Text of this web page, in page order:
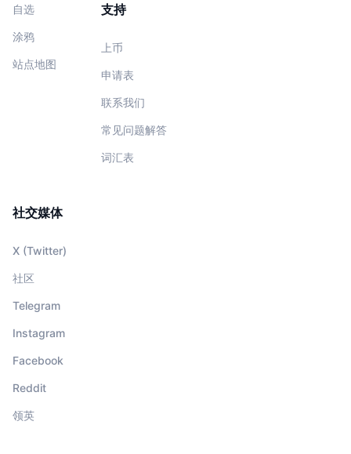
自选
涂鸦
站点地图
支持
上币
申请表
联系我们
常见问题解答
词汇表
社交媒体
X (Twitter)
社区
Telegram
Instagram
Facebook
Reddit
领英